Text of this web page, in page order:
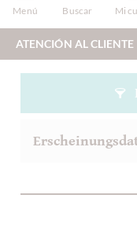
Menú Buscar Mi
registro
ATENCIÓN AL CLIENTE